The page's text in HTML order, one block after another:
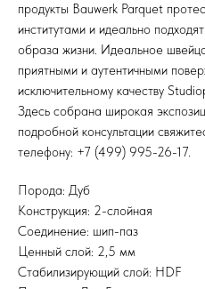
продукты Bauwerk Parquet
институтами и идеально
образа жизни. Идеальное
приятными и аутентичными
исключительному качеству
Здесь собрана широкая
подробной консультации
телефону: +7 (499) 995-26-17.
Порода: Дуб
Конструкция: 2-слойная
Соединение: шип-паз
Ценный слой: 2,5 мм
Стабилизирующий слой: HDF